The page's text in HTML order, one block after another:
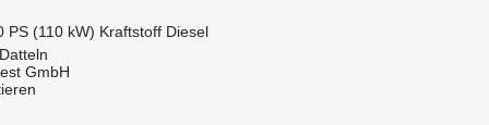
PS (110 kW) Kraftstoff Diesel
GmbH